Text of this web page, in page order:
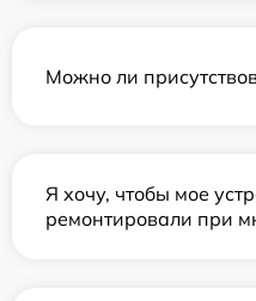
Можно ли
Я хочу, чтобы мое
ремонтировали при